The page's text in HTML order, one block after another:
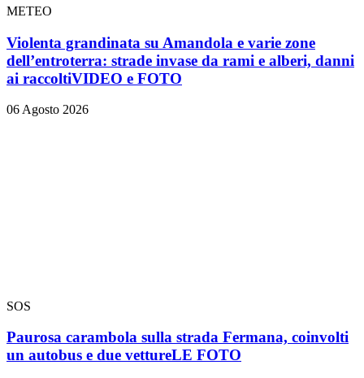
METEO
Violenta grandinata su Amandola e varie zone
dell’entroterra: strade invase da rami e alberi, danni
ai raccoltiVIDEO e FOTO
06 Agosto 2026
SOS
Paurosa carambola sulla strada Fermana, coinvolti
un autobus e due vettureLE FOTO